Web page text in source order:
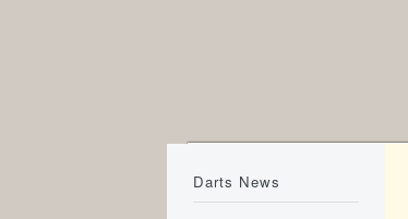
Darts News